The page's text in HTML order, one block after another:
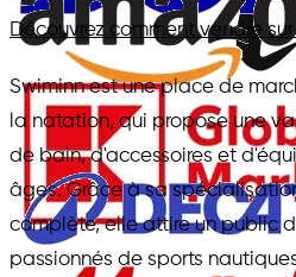
Découvrez comment vendre
Swiminn est une place de
la natation, qui propose une
de bain, d'accessoires et
âges. Grâce à sa
complète, elle attire un public
passionnés de sports